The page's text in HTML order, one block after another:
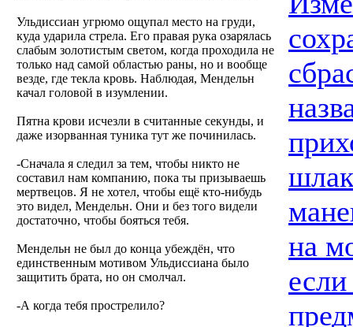
Ульдиссиан угрюмо ощупал место на груди,
куда ударила стрела. Его правая рука озарялась
слабым золотистым светом, когда проходила не
только над самой областью раны, но и вообще
везде, где текла кровь. Наблюдая, Мендельн
качал головой в изумлении.
Пятна крови исчезли в считанные секунды, и
даже изорванная туника тут же починилась.
-Сначала я следил за тем, чтобы никто не
составил нам компанию, пока ты призываешь
мертвецов. Я не хотел, чтобы ещё кто-нибудь
это видел, Мендельн. Они и без того видели
достаточно, чтобы бояться тебя.
Мендельн не был до конца убеждён, что
единственным мотивом Ульдиссиана было
защитить брата, но он смолчал.
-А когда тебя прострелило?
на